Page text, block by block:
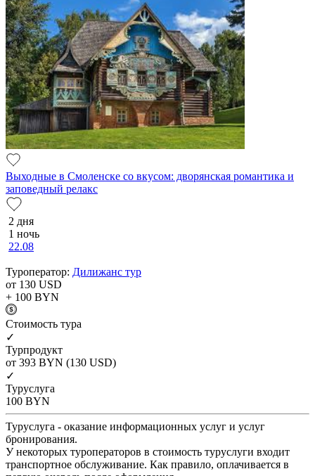
Выходные в Смоленске со вкусом: дворянская романтика и
заповедный релакс
2 дня
1 ночь
22.08
Туроператор: Дилижанс тур
от 130 USD
+ 100 BYN
Cтоимость тура
✓
Турпродукт
от 393 BYN (130 USD)
✓
Туруслуга
100 BYN
Туруслуга - оказание информационных услуг и услуг
бронирования.
У некоторых туроператоров в стоимость туруслуги входит
транспортное обслуживание. Как правило, оплачивается в